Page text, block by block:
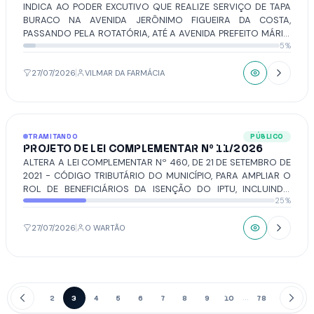
INDICA AO PODER EXCUTIVO QUE REALIZE SERVIÇO DE TAPA
BURACO NA AVENIDA JERÔNIMO FIGUEIRA DA COSTA,
PASSANDO PELA ROTATÓRIA, ATÉ A AVENIDA PREFEITO MÁRIO
POZZOBON.
5%
27/07/2026 VILMAR DA FARMÁCIA
TRAMITANDO PÚBLICO
PROJETO DE LEI COMPLEMENTAR Nº 11/2026
ALTERA A LEI COMPLEMENTAR Nº 460, DE 21 DE SETEMBRO DE
2021 - CÓDIGO TRIBUTÁRIO DO MUNICÍPIO, PARA AMPLIAR O
ROL DE BENEFICIÁRIOS DA ISENÇÃO DO IPTU, INCLUINDO
PESSOAS PORTADORAS DE DOENÇAS GRAVES, E DÁ OUTRAS
25%
27/07/2026 O WARTÃO
2 3 4 5 6 7 8 9 10 ... 78